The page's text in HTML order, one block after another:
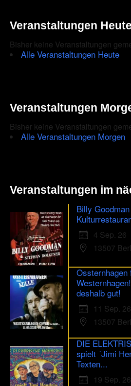
Veranstaltungen Heute
Bisher keine Veranstaltungen
Alle Veranstaltungen Heute
Veranstaltungen
Bisher keine Veranstaltungen
Alle Veranstaltungen Morgen
Veranstaltungen im
Billy
4 Sep. 26
13507
deshalb gut!
11 Sep. 26
13507
DIE
spielt ´Jimi
Texten...
19 Sep. 26